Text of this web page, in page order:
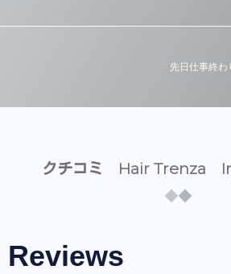
先日仕事終わ
クチコミ Hair Trenza
Reviews